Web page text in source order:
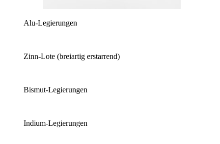
Alu-Legierungen
Zinn-Lote (breiartig erstarrend)
Bismut-Legierungen
Indium-Legierungen